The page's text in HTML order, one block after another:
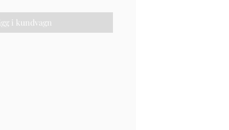
i kundvagn